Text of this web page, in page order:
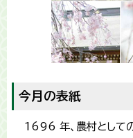
今月の表紙
1696 年、農村として